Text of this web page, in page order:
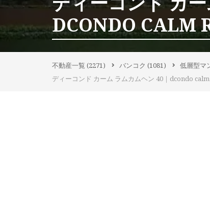
DCONDO CALM
不動産一覧 (2271) バンコク (1081) 低層型マ
ディーコンド カーム ラムカムヘン 40｜dcondo